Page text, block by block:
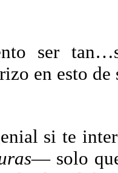
ser
en esto
si te
— solo